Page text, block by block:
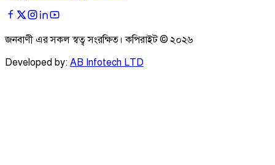
জনবাণী এর সকল স্বত্ব সংরক্ষিত। কপিরাইট © ২০২৬
Developed by: AB Infotech LTD